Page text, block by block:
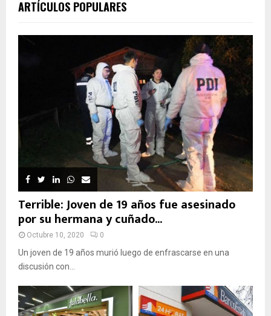
ARTÍCULOS POPULARES
Terrible: Joven de 19 años fue asesinado
por su hermana y cuñado...
Octubre 10, 2020 0
Un joven de 19 años murió luego de enfrascarse en una
discusión con...